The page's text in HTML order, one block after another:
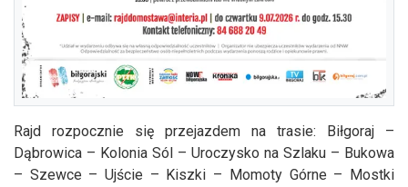
Rajd rozpocznie się przejazdem na trasie: Biłgoraj –
Dąbrowica – Kolonia Sól – Uroczysko na Szlaku – Bukowa
– Szewce – Ujście – Kiszki – Momoty Górne – Mostki